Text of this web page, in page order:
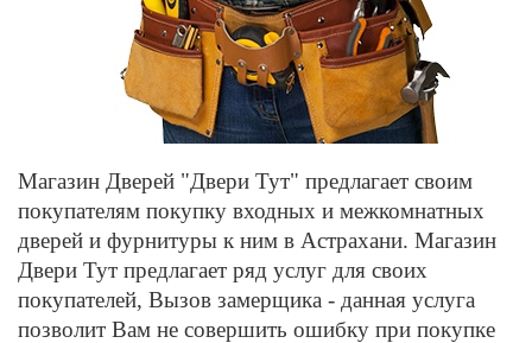
Магазин Дверей "Двери Тут" предлагает своим
покупателям покупку входных и межкомнатных
дверей и фурнитуры к ним в Астрахани. Магазин
Двери Тут предлагает ряд услуг для своих
покупателей, Вызов замерщика - данная услуга
позволит Вам не совершить ошибку при покупке